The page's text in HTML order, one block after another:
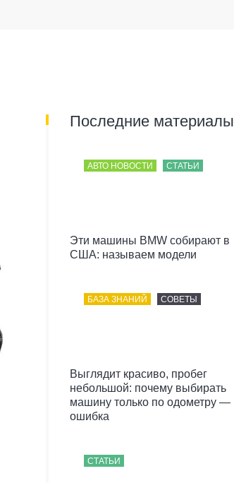
Последние материалы
АВТО НОВОСТИ СТАТЬИ
Эти машины BMW собирают в
США: называем модели
БАЗА ЗНАНИЙ СОВЕТЫ
Выглядит красиво, пробег
небольшой: почему выбирать
машину только по одометру —
ошибка
СТАТЬИ